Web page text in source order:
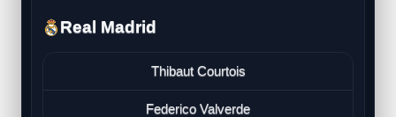
Real Madrid
Thibaut Courtois
Federico Valverde